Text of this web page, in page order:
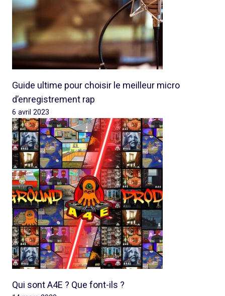
Guide ultime pour choisir le meilleur micro
d’enregistrement rap
6 avril 2023
Qui sont A4E ? Que font-ils ?